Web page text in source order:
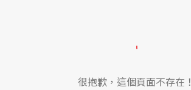
很抱歉，這個頁面不存在！